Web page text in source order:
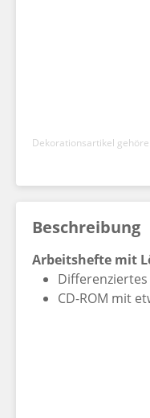
Dekorationsartikel
Beschreibung
Arbeitshefte mit
CD-ROM mit